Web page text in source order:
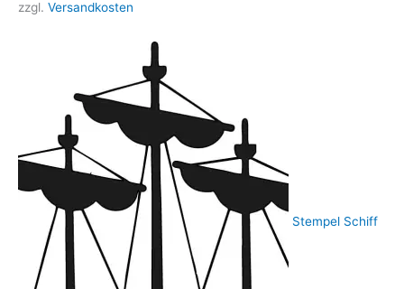
zzgl. Versandkosten
Stempel Schiff